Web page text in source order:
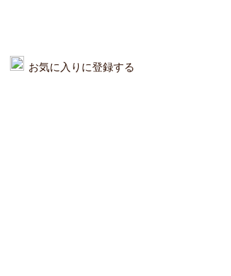
お気に入りに登録する